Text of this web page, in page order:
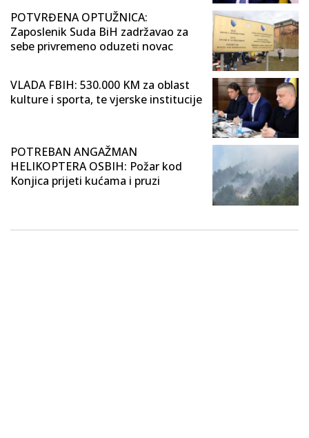
POTVRĐENA OPTUŽNICA:
Zaposlenik Suda BiH zadržavao za
sebe privremeno oduzeti novac
VLADA FBIH: 530.000 KM za oblast
kulture i sporta, te vjerske institucije
POTREBAN ANGAŽMAN
HELIKOPTERA OSBIH: Požar kod
Konjica prijeti kućama i pruzi